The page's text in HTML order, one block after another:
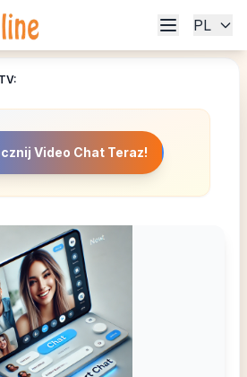
PL
Video Chat Teraz!